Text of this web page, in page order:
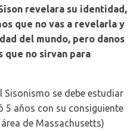
revelara su identidad,
que no vas a revelarla y
del mundo, pero danos
que no sirvan para
Sisonismo se debe estudiar
5 años con su consiguiente
de Massachusetts)